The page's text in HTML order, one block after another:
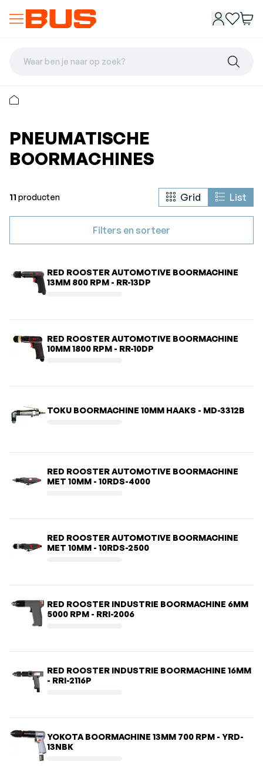
Waar ben je naar op zoek?
PNEUMATISCHE
BOORMACHINES
11 producten Grid List
Filters en sorteer
RED ROOSTER AUTOMOTIVE BOORMACHINE
13MM 800 RPM - RR-13DP
RED ROOSTER AUTOMOTIVE BOORMACHINE
10MM 1800 RPM - RR-10DP
TOKU BOORMACHINE 10MM HAAKS - MD-3312B
RED ROOSTER AUTOMOTIVE BOORMACHINE
MET 10MM - 10RDS-4000
RED ROOSTER AUTOMOTIVE BOORMACHINE
MET 10MM - 10RDS-2500
RED ROOSTER INDUSTRIE BOORMACHINE 6MM
5000 RPM - RRI-2006
RED ROOSTER INDUSTRIE BOORMACHINE 16MM
- RRI-2116P
YOKOTA BOORMACHINE 13MM 700 RPM - YRD-
13NBK